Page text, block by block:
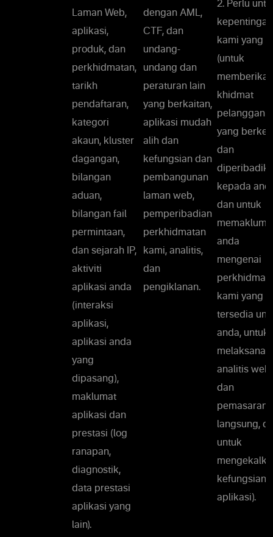
Laman Web,
aplikasi,
produk, dan
perkhidmatan,
tarikh
pendaftaran,
kategori
akaun, kluster
dagangan,
bilangan
aduan,
bilangan fail
permintaan,
dan sejarah IP,
aktiviti
aplikasi anda
(interaksi
aplikasi,
aplikasi anda
yang
dipasang),
maklumat
aplikasi dan
prestasi (log
ranapan,
diagnostik,
data prestasi
aplikasi yang
lain).
dengan AML,
CTF, dan
undang-
undang dan
peraturan lain
yang berkaitan,
aplikasi mudah
alih dan
kefungsian dan
pembangunan
laman web,
pemperibadian
perkhidmatan
kami, analitis,
dan
pengiklanan.
2. Perlu
kepentingan
kami yang
(untuk
memberikan
khidmat
pelanggan
yang
dan
kepada
dan untuk
anda
mengenai
kami yang
tersedia
anda, untuk
analitis web
dan
pemasaran
langsung,
untuk
kefungsian
aplikasi).